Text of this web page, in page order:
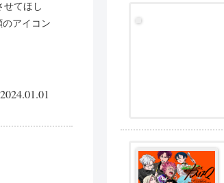
せてほし
アイコン
2024.01.01